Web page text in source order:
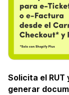
Solicita el
generar